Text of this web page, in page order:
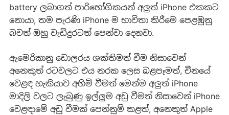
battery ලබාගත් පාරිභෝගිකයන් අලුත් iPhone එකකට
නොයා, තම පැරණි iPhone ම භාවිතා කිරීම‍ෙ පෙළඹුනු
බවත් ඔහු වැඩිදුරටත් පෙන්වා දෙනවා.
ඇමෙරිකානු ඩොලරය ශක්තිමත් වීම නිසාවෙන්
අනෙකුත් රටවලට එය නරක ලෙස බළපෑමත්, චීනයේ
වෙළඳ හැකියාව අහිමි වීමත් මෙන්ම අලුත් iPhone
මාදිලි වලට ලැබුණු ඉල්ලුම අඩු වීමත් නිසාවෙන් iPhone
වෙළඳාමේ අඩු වීමක් පෙන්නුම් කළත්, අනෙකුත් Apple